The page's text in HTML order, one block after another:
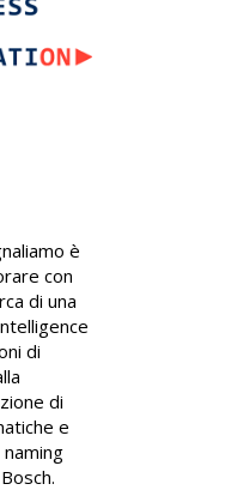
è
con
di una
di
di
e